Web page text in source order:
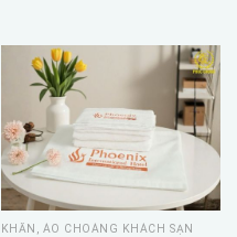
KHĂN, ÁO CHOÀNG KHÁCH SẠN